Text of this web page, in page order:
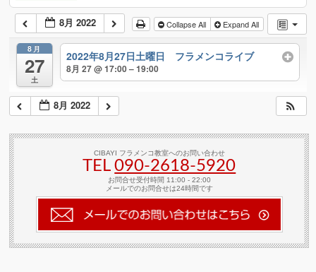
8月 2022 Collapse All Expand All
8月
27
土
2022年8月27日土曜日 フラメンコライブ
8月 27 @ 17:00 – 19:00
8月 2022
CIBAYI フラメンコ教室へのお問い合わせ
TEL090-2618‐5920
お問合せ受付時間 11:00 - 22:00
メールでのお問合せは24時間です